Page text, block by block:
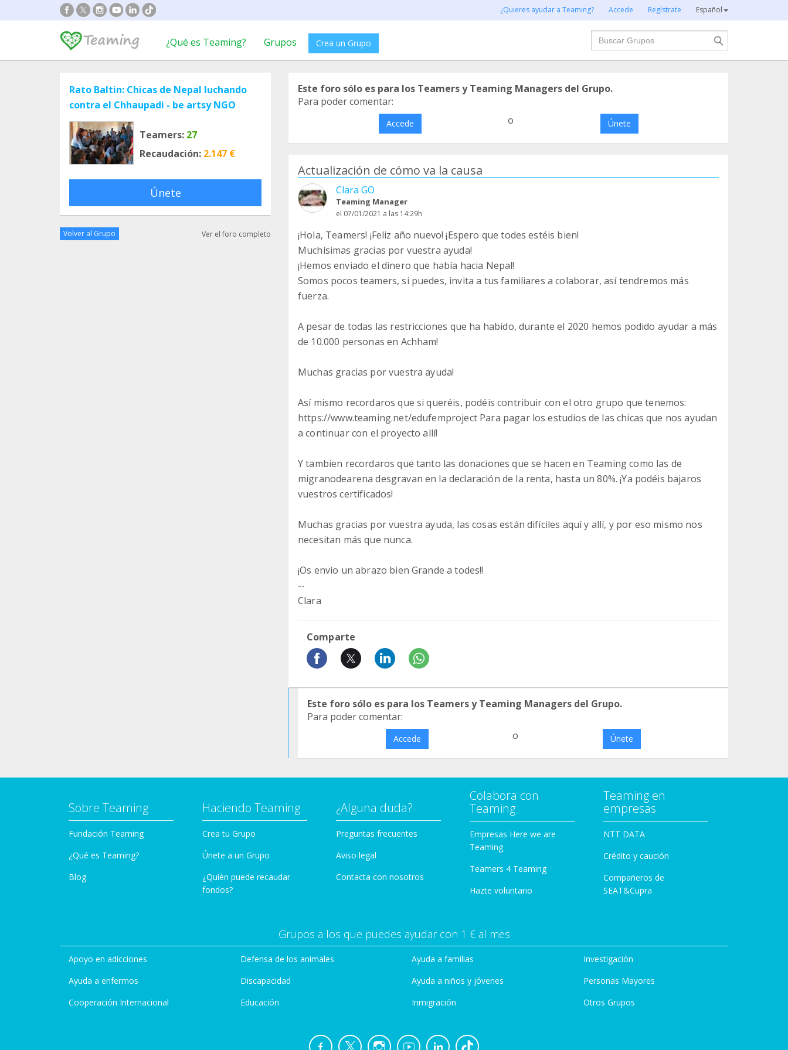
¿Quieres ayudar a Teaming? Accede Regístrate Español
¿Qué es Teaming? Grupos Crea un Grupo
Buscar
Rato Baltin: Chicas de Nepal luchando
contra el Chhaupadi - be artsy NGO
Teamers: 27
Recaudación: 2.147 €
Únete
Volver al Grupo Ver el foro completo
Este foro sólo es para los Teamers y Teaming Managers del Grupo.
Para poder comentar:
Accede o Únete
Actualización de cómo va la causa
Clara GO
Teaming Manager
el 07/01/2021 a las 14:29h
¡Hola, Teamers! ¡Feliz año nuevo! ¡Espero que todes estéis bien!
Muchísimas gracias por vuestra ayuda!
¡Hemos enviado el dinero que había hacia Nepal!
Somos pocos teamers, si puedes, invita a tus familiares a colaborar, así tendremos más
fuerza.
A pesar de todas las restricciones que ha habido, durante el 2020 hemos podido ayudar a más
de 10.000 personas en Achham!
Muchas gracias por vuestra ayuda!
Así mismo recordaros que si queréis, podéis contribuir con el otro grupo que tenemos:
https://www.teaming.net/edufemproject Para pagar los estudios de las chicas que nos ayudan
a continuar con el proyecto allí!
Y tambien recordaros que tanto las donaciones que se hacen en Teaming como las de
migranodearena desgravan en la declaración de la renta, hasta un 80%. ¡Ya podéis bajaros
vuestros certificados!
Muchas gracias por vuestra ayuda, las cosas están difíciles aquí y allí, y por eso mismo nos
necesitan más que nunca.
¡Os envío un abrazo bien Grande a todes!!
--
Clara
Comparte
Este foro sólo es para los Teamers y Teaming Managers del Grupo.
Para poder comentar:
Accede o Únete
Sobre Teaming
Fundación Teaming
¿Qué es Teaming?
Blog
Haciendo Teaming
Crea tu Grupo
Únete a un Grupo
¿Quién puede recaudar
fondos?
¿Alguna duda?
Preguntas frecuentes
Aviso legal
Contacta con nosotros
Colabora con
Teaming
Empresas Here we are
Teaming
Teamers 4 Teaming
Hazte voluntario
Teaming en
empresas
NTT DATA
Crédito y caución
Compañeros de
SEAT&Cupra
Grupos a los que puedes ayudar con 1 € al mes
Apoyo en adicciones
Ayuda a enfermos
Cooperación Internacional
Defensa de los animales
Discapacidad
Educación
Ayuda a familias
Ayuda a niños y jóvenes
Inmigración
Investigación
Personas Mayores
Otros Grupos